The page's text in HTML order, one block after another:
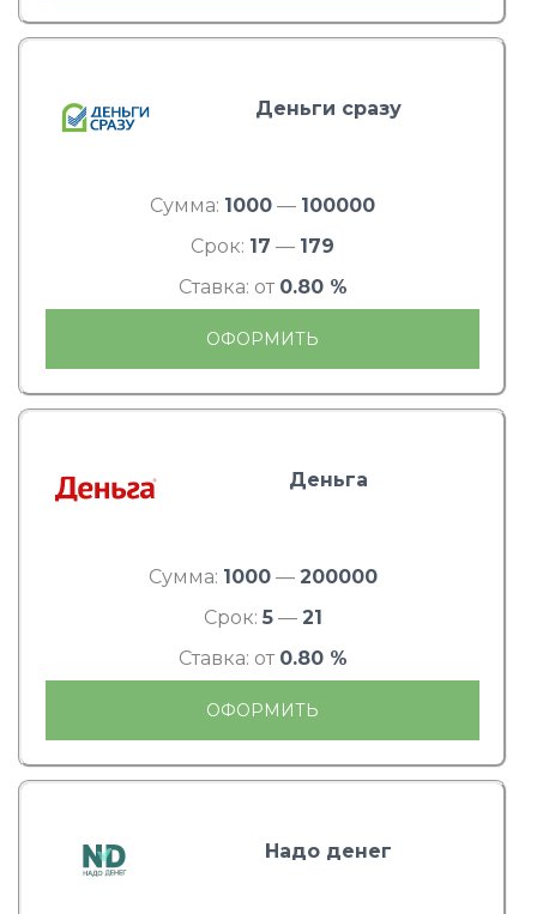
Деньги сразу
Сумма: 1000 — 100000
Срок: 17 — 179
Ставка: от 0.80 %
ОФОРМИТЬ
Деньга
Сумма: 1000— 200000
Срок: 5— 21
Ставка: от 0.80 %
ОФОРМИТЬ
Надо денег